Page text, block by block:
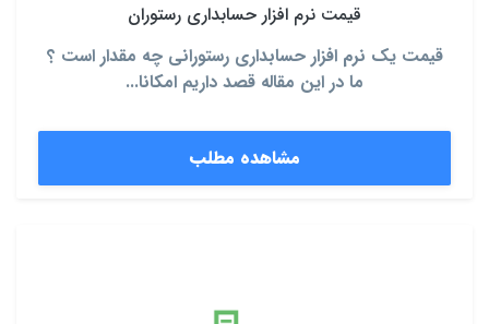
قیمت نرم افزار حسابداری رستوران
قیمت یک نرم افزار حسابداری رستورانی چه مقدار است ؟
ما در این مقاله قصد داریم امکانا...
مشاهده مطلب